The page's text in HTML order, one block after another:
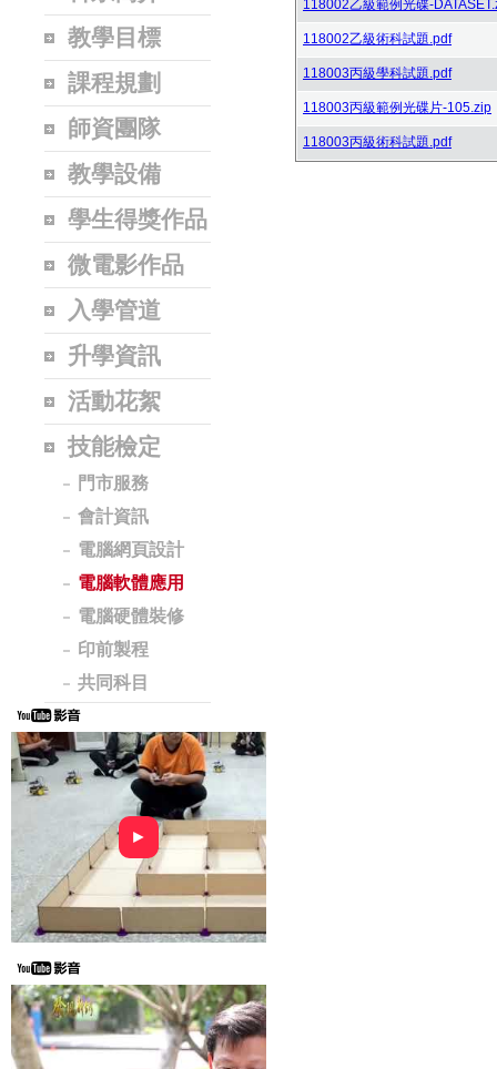
教學目標
課程規劃
師資團隊
教學設備
學生得獎作品
微電影作品
入學管道
升學資訊
活動花絮
技能檢定
門市服務
會計資訊
電腦網頁設計
電腦軟體應用
電腦硬體裝修
印前製程
共同科目
►
118002乙級範例光碟-
118002乙級術科試題.pdf
118003丙級學科試題.pdf
118003丙級範例光碟片-105.zip
118003丙級術科試題.pdf